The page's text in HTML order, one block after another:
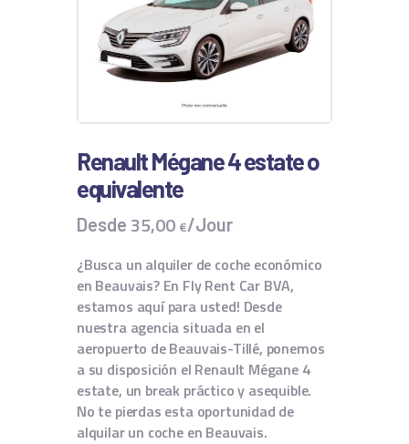
Renault Mégane 4 estate o
equivalente
Desde 35,00 €/Jour
¿Busca un alquiler de coche económico
en Beauvais? En Fly Rent Car BVA,
estamos aquí para usted! Desde
nuestra agencia situada en el
aeropuerto de Beauvais-Tillé, ponemos
a su disposición el Renault Mégane 4
estate, un break práctico y asequible.
No te pierdas esta oportunidad de
alquilar un coche en Beauvais.